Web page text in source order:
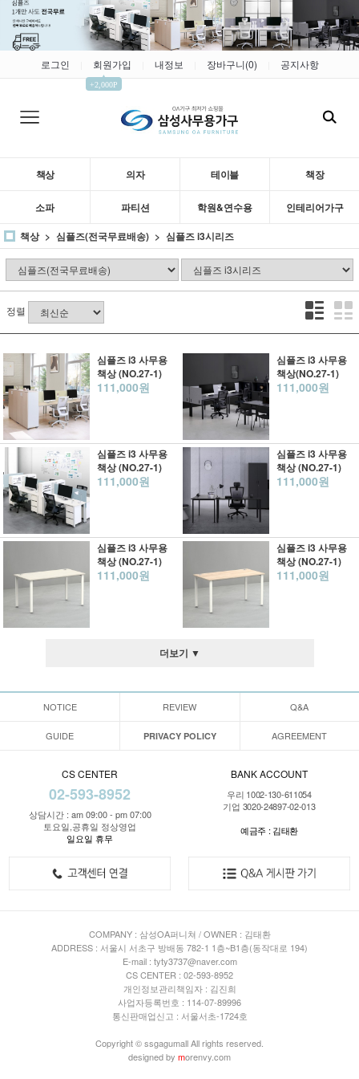
로그인 회원가입
▲
+2,000P
내정보 장바구니(0) 공지사항
책상 의자 테이블 책장
소파 파티션 학원&연수용
인테리어가구
책상
심플즈(전국무료배송) 심플즈 i3시리즈
정렬
심플즈 i3 사무용
책상 (NO.27-1)
111,000원
심플즈 i3 사무용
책상(NO.27-1)
111,000원
심플즈 i3 사무용
책상 (NO.27-1)
111,000원
심플즈 i3 사무용
책상 (NO.27-1)
111,000원
심플즈 i3 사무용
책상 (NO.27-1)
111,000원
심플즈 i3 사무용
책상 (NO.27-1)
111,000원
더보기 ▼
NOTICE REVIEW Q&A
GUIDE PRIVACY POLICY AGREEMENT
CS CENTER
02-593-8952
상담시간 : am 09:00 - pm 07:00
토요일,공휴일 정상영업
일요일 휴무
BANK ACCOUNT
우리 1002-130-611054
기업 3020-24897-02-013
예금주 : 김태환
COMPANY : 삼성OA퍼니쳐 / OWNER : 김태환
ADDRESS : 서울시 서초구 방배동 782-1 1층~B1층(동작대로 194)
E-mail : tyty3737@naver.com
CS CENTER : 02-593-8952
개인정보관리책임자 : 김진희
사업자등록번호 : 114-07-89996
통신판매업신고 : 서울서초-1724호
Copyright © ssgagumall All rights reserved.
designed by morenvy.com